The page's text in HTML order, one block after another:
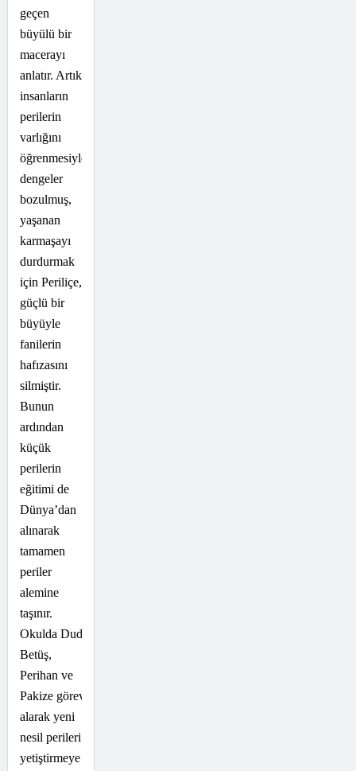
geçen
büyülü bir
macerayı
anlatır. Artık
insanların
perilerin
varlığını
öğrenmesiyle
dengeler
bozulmuş,
yaşanan
karmaşayı
durdurmak
için Periliçe,
güçlü bir
büyüyle
fanilerin
hafızasını
silmiştir.
Bunun
ardından
küçük
perilerin
eğitimi de
Dünya’dan
alınarak
tamamen
periler
alemine
taşınır.
Okulda Dudu,
Betüş,
Perihan ve
Pakize görev
alarak yeni
nesil perileri
yetiştirmeye